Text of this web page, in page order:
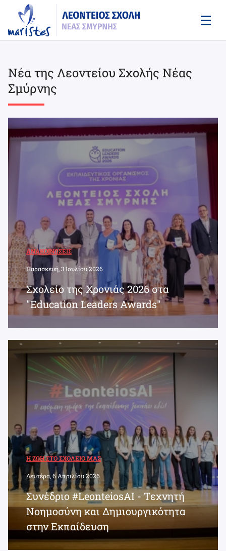
content
Νέα της Λεοντείου Σχολής Νέας
Σμύρνης
ΑΝΑΚΟΙΝΏΣΕΙΣ
Παρασκευή, 3 Ιουλίου 2026
Σχολείο της Χρονιάς 2026 στα
"Education Leaders Awards"
Η ΖΩΉ ΣΤΟ ΣΧΟΛΕΊΟ ΜΑΣ
Δευτέρα, 6 Απριλίου 2026
Συνέδριο #LeonteiosAI - Τεχνητή
Νοημοσύνη και Δημιουργικότητα
στην Εκπαίδευση